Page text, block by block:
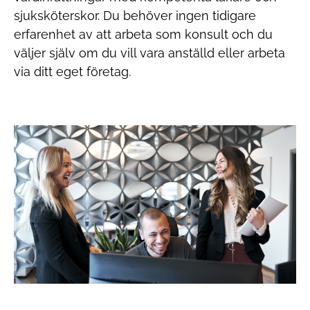
sjuksköterskor. Du behöver ingen tidigare
erfarenhet av att arbeta som konsult och du
väljer själv om du vill vara anställd eller arbeta
via ditt eget företag.